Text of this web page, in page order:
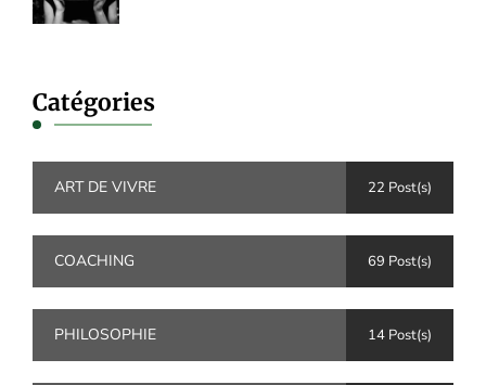
Catégories
ART DE VIVRE 22 Post(s)
COACHING 69 Post(s)
PHILOSOPHIE 14 Post(s)